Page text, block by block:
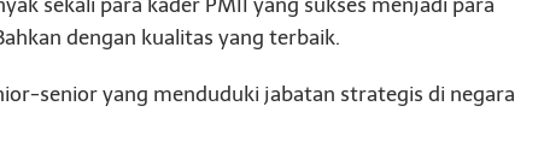
sekali para kader PMII yang sukses menjadi para
dengan kualitas yang terbaik.
senior yang menduduki jabatan strategis di negara